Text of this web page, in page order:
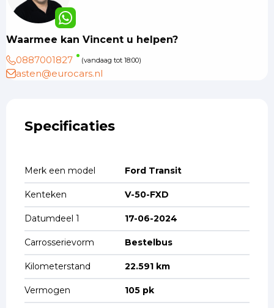
Waarmee kan Vincent u helpen?
0887001827
(vandaag tot 18:00)
asten@eurocars.nl
Specificaties
Merk een model Ford Transit
Kenteken V-50-FXD
Datumdeel 1 17-06-2024
Carrosserievorm Bestelbus
Kilometerstand 22.591 km
Vermogen 105 pk